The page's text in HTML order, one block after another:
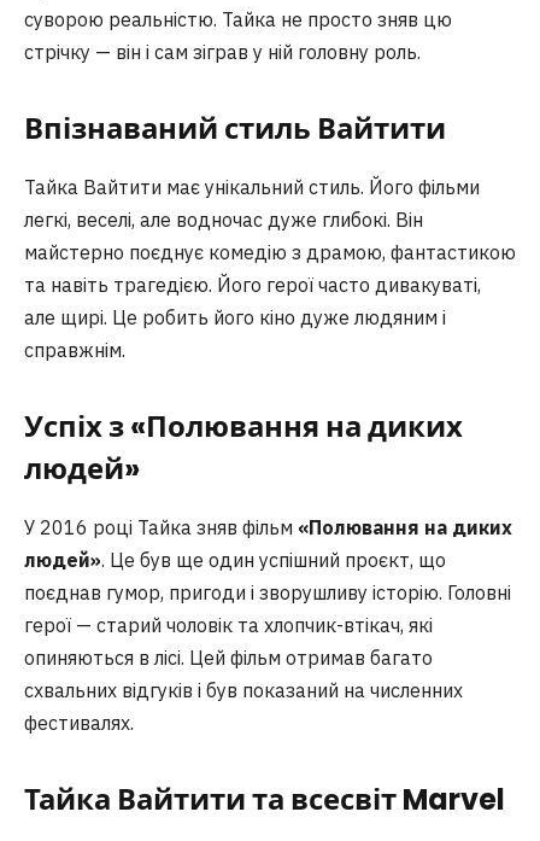
суворою реальністю. Тайка не просто зняв цю
стрічку — він і сам зіграв у ній головну роль.
Впізнаваний стиль Вайтити
Тайка Вайтити має унікальний стиль. Його фільми
легкі, веселі, але водночас дуже глибокі. Він
майстерно поєднує комедію з драмою, фантастикою
та навіть трагедією. Його герої часто дивакуваті,
але щирі. Це робить його кіно дуже людяним і
справжнім.
Успіх з «Полювання на диких
людей»
У 2016 році Тайка зняв фільм «Полювання на диких
людей». Це був ще один успішний проєкт, що
поєднав гумор, пригоди і зворушливу історію. Головні
герої — старий чоловік та хлопчик-втікач, які
опиняються в лісі. Цей фільм отримав багато
схвальних відгуків і був показаний на численних
фестивалях.
Тайка Вайтити та всесвіт Marvel